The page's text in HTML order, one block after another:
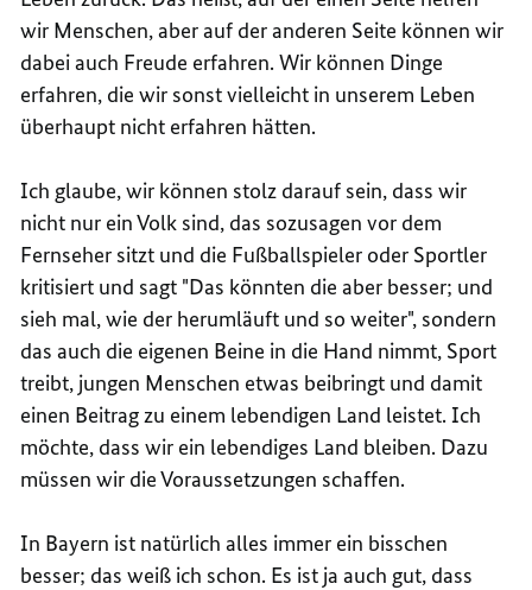
wir Menschen, aber auf der anderen Seite können wir
dabei auch Freude erfahren. Wir können Dinge
erfahren, die wir sonst vielleicht in unserem Leben
überhaupt nicht erfahren hätten.
Ich glaube, wir können stolz darauf sein, dass wir
nicht nur ein Volk sind, das sozusagen vor dem
Fernseher sitzt und die Fußballspieler oder Sportler
kritisiert und sagt "Das könnten die aber besser; und
sieh mal, wie der herumläuft und so weiter", sondern
das auch die eigenen Beine in die Hand nimmt, Sport
treibt, jungen Menschen etwas beibringt und damit
einen Beitrag zu einem lebendigen Land leistet. Ich
möchte, dass wir ein lebendiges Land bleiben. Dazu
müssen wir die Voraussetzungen schaffen.
In Bayern ist natürlich alles immer ein bisschen
besser; das weiß ich schon. Es ist ja auch gut, dass